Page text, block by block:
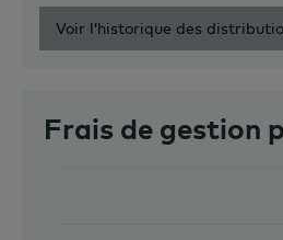
Voir l’historique des
Frais de gestion